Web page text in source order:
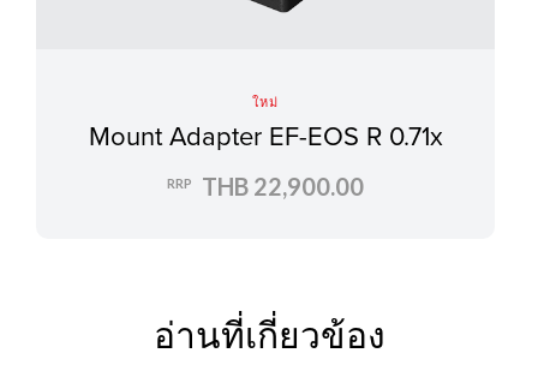
ใหม่
Mount Adapter EF-EOS R 0.71x
RRP THB 22,900.00
อ่านที่เกี่ยวข้อง